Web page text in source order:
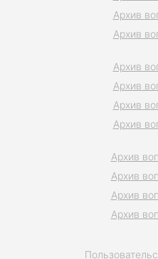
Архив
Архив
Архив
Архив
Архив
Архив
Архив
Архив
Архив
Архив